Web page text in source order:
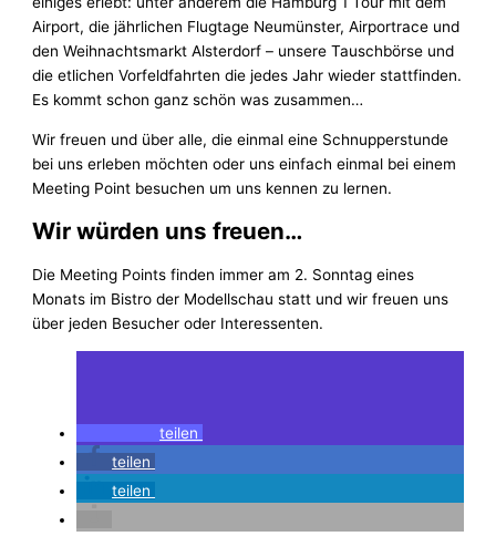
Airport, die jährlichen Flugtage Neumünster, Airportrace und
den Weihnachtsmarkt Alsterdorf – unsere Tauschbörse und
die etlichen Vorfeldfahrten die jedes Jahr wieder stattfinden.
Es kommt schon ganz schön was zusammen…
Wir freuen und über alle, die einmal eine Schnupperstunde
bei uns erleben möchten oder uns einfach einmal bei einem
Meeting Point besuchen um uns kennen zu lernen.
Wir würden uns freuen…
Die Meeting Points finden immer am 2. Sonntag eines
Monats im Bistro der Modellschau statt und wir freuen uns
über jeden Besucher oder Interessenten.
teilen
teilen
teilen